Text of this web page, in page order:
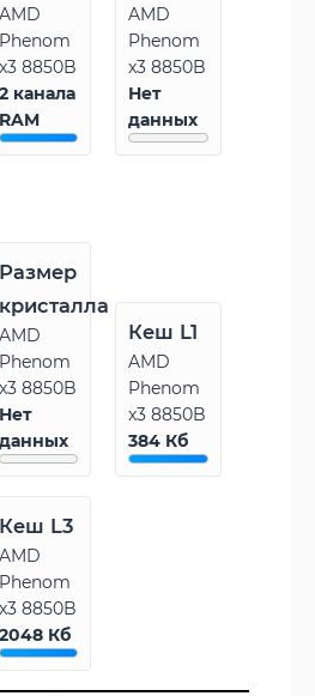
AMD
Phenom
x3 8850B
2 канала
RAM
AMD
Phenom
x3 8850B
Нет
данных
Размер
кристалла
AMD
Phenom
x3 8850B
Нет
данных
Кеш L1
AMD
Phenom
x3 8850B
384 Кб
Кеш L3
AMD
Phenom
x3 8850B
2048 Кб